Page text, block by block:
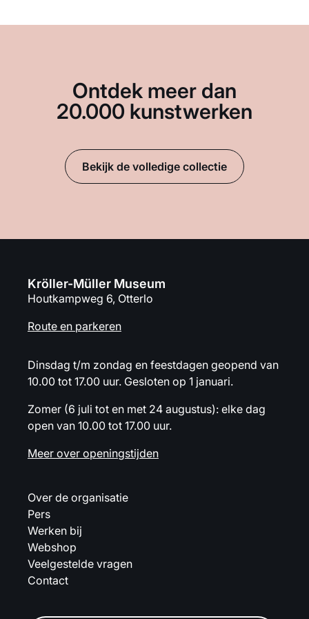
Ontdek meer dan
20.000 kunstwerken
Bekijk de volledige collectie
Kröller-Müller Museum
Houtkampweg 6, Otterlo
Route en parkeren
Dinsdag t/m zondag en feestdagen geopend van
10.00 tot 17.00 uur. Gesloten op 1 januari.
Zomer (6 juli tot en met 24 augustus): elke dag
open van 10.00 tot 17.00 uur.
Meer over openingstijden
Over de organisatie
Pers
Werken bij
Webshop
Veelgestelde vragen
Contact